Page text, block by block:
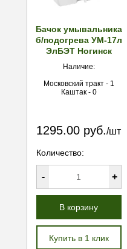
Бачок умывальника
б/подогрева УМ-17л
ЭлБЭТ Ногинск
Наличие:
Московский тракт - 1
Каштак - 0
1295.00 руб./шт
Количество:
- +
В корзину
Купить в 1 клик